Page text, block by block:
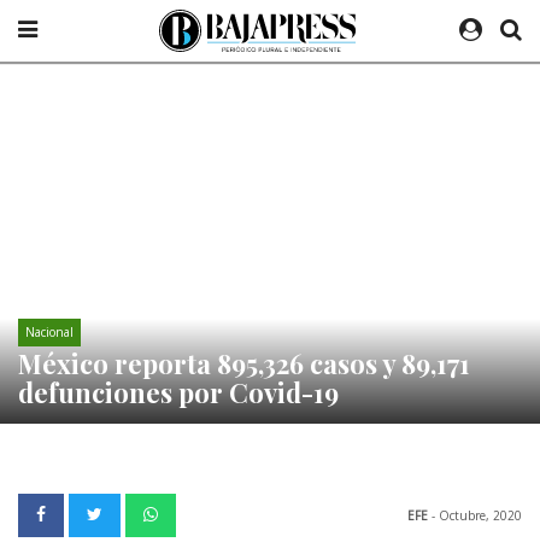
Nacional
México reporta 895,326 casos y 89,171
defunciones por Covid-19
EFE - Octubre, 2020